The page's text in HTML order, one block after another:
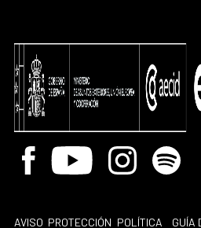
Facebook
Youtube InstagramSpotify
AVISO PROTECCIÓN POLÍTICA
GUÍA